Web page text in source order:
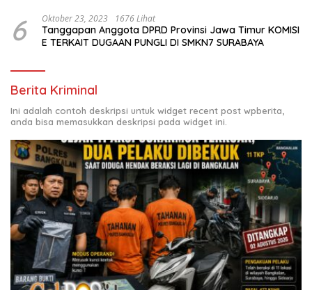
6 Oktober 23, 2023 1676 Lihat
Tanggapan Anggota DPRD Provinsi Jawa Timur KOMISI
E TERKAIT DUGAAN PUNGLI DI SMKN7 SURABAYA
Berita Kriminal
Ini adalah contoh deskripsi untuk widget recent post wpberita,
anda bisa memasukkan deskripsi pada widget ini.